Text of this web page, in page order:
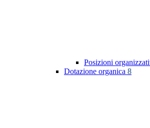
Posizioni
Dotazione organica 8